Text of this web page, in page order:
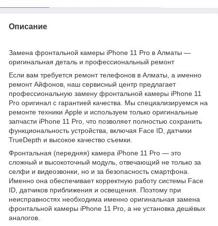
Описание
Замена фронтальной камеры iPhone 11 Pro в Алматы —
оригинальная деталь и профессиональный ремонт
Если вам требуется ремонт телефонов в Алматы, а именно
ремонт Айфонов, наш сервисный центр предлагает
профессиональную замену фронтальной камеры iPhone 11
Pro оригинал с гарантией качества. Мы специализируемся на
ремонте техники Apple и используем только оригинальные
запчасти iPhone 11 Pro, что позволяет полностью сохранить
функциональность устройства, включая Face ID, датчики
TrueDepth и высокое качество съемки.
Фронтальная (передняя) камера iPhone 11 Pro — это
сложный и высокоточный модуль, отвечающий не только за
селфи и видеозвонки, но и за безопасность смартфона.
Именно она обеспечивает корректную работу системы Face
ID, датчиков приближения и освещения. Поэтому при
неисправностях необходима именно оригинальная замена
фронтальной камеры iPhone 11 Pro, а не установка дешёвых
аналогов.